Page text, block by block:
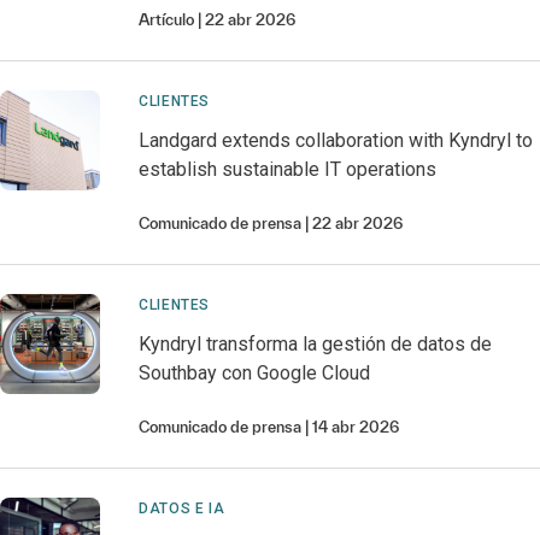
Artículo 22 abr 2026
CLIENTES
Landgard extends collaboration with Kyndryl to
establish sustainable IT operations
Comunicado de prensa 22 abr 2026
CLIENTES
Kyndryl transforma la gestión de datos de
Southbay con Google Cloud
Comunicado de prensa 14 abr 2026
DATOS E IA